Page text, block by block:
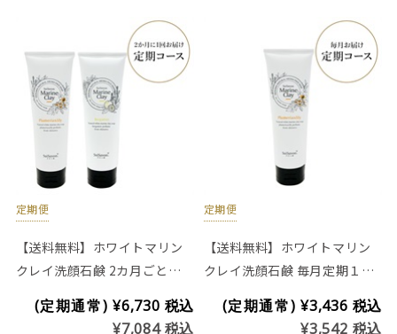
定期便
【送料無料】ホワイトマリン
クレイ洗顔石鹸 2カ月ごと定
期２つお届けコース(チューブ
タイプ200g)
(定期通常) ¥6,730 税込
¥7,084税込
定期便
【送料無料】ホワイトマリン
クレイ洗顔石鹸 毎月定期１つ
お届けコース(チューブタイプ
200g)
(定期通常) ¥3,436 税込
¥3,542 税込